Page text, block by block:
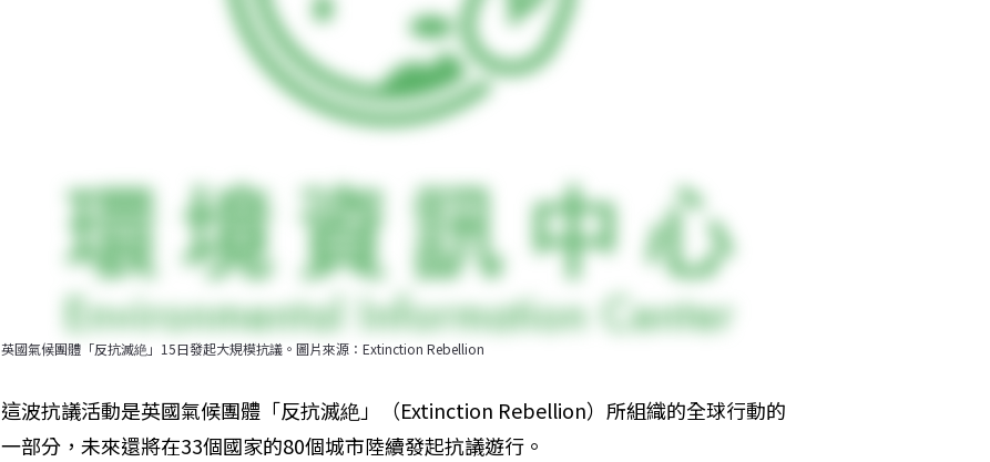
英國氣候團體「反抗滅絶」15日發起大規模抗議。圖片來源：Extinction Rebellion
這波抗議活動是英國氣候團體「反抗滅絶」（Extinction Rebellion）所組織的全球行動的
一部分，未來還將在33個國家的80個城市陸續發起抗議遊行。